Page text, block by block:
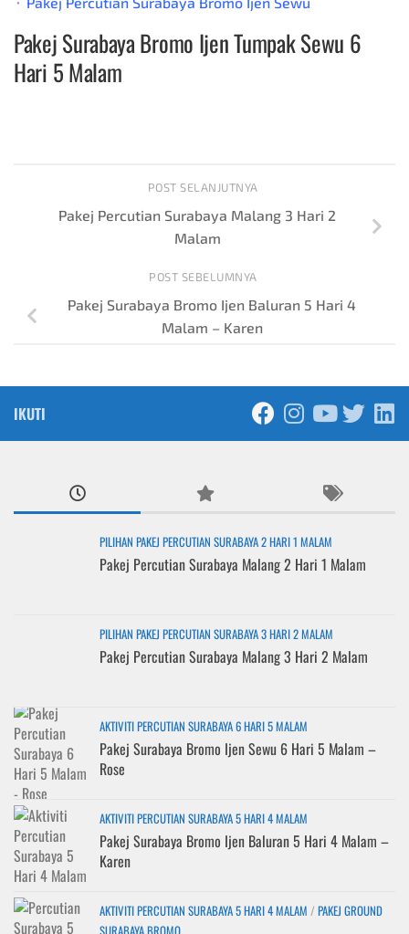
Pakej Surabaya Bromo Ijen Tumpak Sewu 6
Hari 5 Malam
POST SELANJUTNYA
Pakej Percutian Surabaya Malang 3 Hari 2
Malam
POST SEBELUMNYA
Pakej Surabaya Bromo Ijen Baluran 5 Hari 4
Malam – Karen
IKUTI
PILIHAN PAKEJ PERCUTIAN SURABAYA 2 HARI 1 MALAM
Pakej Percutian Surabaya Malang 2 Hari 1 Malam
PILIHAN PAKEJ PERCUTIAN SURABAYA 3 HARI 2 MALAM
Pakej Percutian Surabaya Malang 3 Hari 2 Malam
AKTIVITI PERCUTIAN SURABAYA 6 HARI 5 MALAM
Pakej Surabaya Bromo Ijen Sewu 6 Hari 5 Malam –
Rose
AKTIVITI PERCUTIAN SURABAYA 5 HARI 4 MALAM
Pakej Surabaya Bromo Ijen Baluran 5 Hari 4 Malam –
Karen
AKTIVITI PERCUTIAN SURABAYA 5 HARI 4 MALAM / PAKEJ GROUND